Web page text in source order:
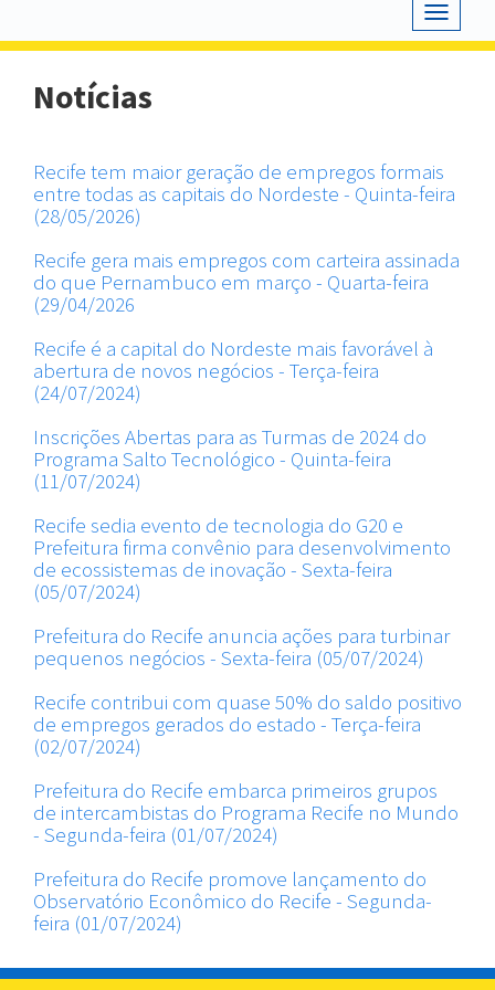
Toggle
Notícias
Recife tem maior geração de empregos formais
entre todas as capitais do Nordeste - Quinta-feira
(28/05/2026)
Recife gera mais empregos com carteira assinada
do que Pernambuco em março - Quarta-feira
(29/04/2026
Recife é a capital do Nordeste mais favorável à
abertura de novos negócios - Terça-feira
(24/07/2024)
Inscrições Abertas para as Turmas de 2024 do
Programa Salto Tecnológico - Quinta-feira
(11/07/2024)
Recife sedia evento de tecnologia do G20 e
Prefeitura firma convênio para desenvolvimento
de ecossistemas de inovação - Sexta-feira
(05/07/2024)
Prefeitura do Recife anuncia ações para turbinar
pequenos negócios - Sexta-feira (05/07/2024)
Recife contribui com quase 50% do saldo positivo
de empregos gerados do estado - Terça-feira
(02/07/2024)
Prefeitura do Recife embarca primeiros grupos
de intercambistas do Programa Recife no Mundo
- Segunda-feira (01/07/2024)
Prefeitura do Recife promove lançamento do
Observatório Econômico do Recife - Segunda-
feira (01/07/2024)